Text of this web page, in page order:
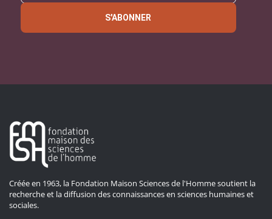
S'ABONNER
Créée en 1963, la Fondation Maison Sciences de l'Homme soutient la
recherche et la diffusion des connaissances en sciences humaines et
sociales.